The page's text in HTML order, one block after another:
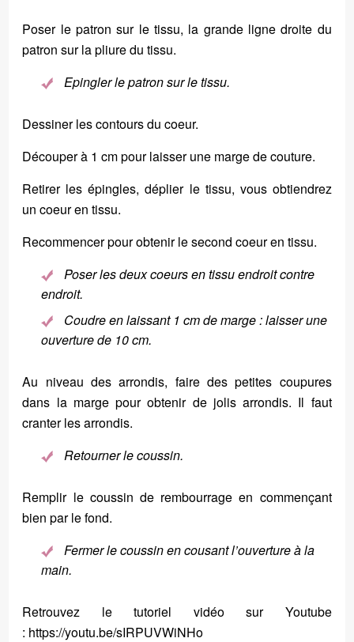
Poser le patron sur le tissu, la grande ligne droite du
patron sur la pliure du tissu.
Epingler le patron sur le tissu.
Dessiner les contours du coeur.
Découper à 1 cm pour laisser une marge de couture.
Retirer les épingles, déplier le tissu, vous obtiendrez
un coeur en tissu.
Recommencer pour obtenir le second coeur en tissu.
Poser les deux coeurs en tissu endroit contre
endroit.
Coudre en laissant 1 cm de marge : laisser une
ouverture de 10 cm.
Au niveau des arrondis, faire des petites coupures
dans la marge pour obtenir de jolis arrondis. Il faut
cranter les arrondis.
Retourner le coussin.
Remplir le coussin de rembourrage en commençant
bien par le fond.
Fermer le coussin en cousant l’ouverture à la
main.
​Retrouvez le tutoriel vidéo sur Youtube
: https://youtu.be/sIRPUVWiNHo